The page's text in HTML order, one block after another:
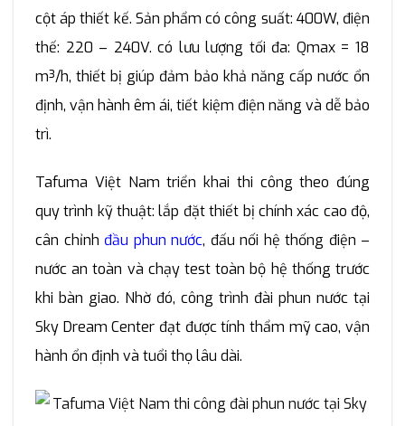
cột áp thiết kế. Sản phẩm có công suất: 400W, điện
thế: 220 – 240V. có lưu lượng tối đa: Qmax = 18
m³/h, thiết bị giúp đảm bảo khả năng cấp nước ổn
định, vận hành êm ái, tiết kiệm điện năng và dễ bảo
trì.
Tafuma Việt Nam triển khai thi công theo đúng
quy trình kỹ thuật: lắp đặt thiết bị chính xác cao độ,
cân chỉnh đầu phun nước, đấu nối hệ thống điện –
nước an toàn và chạy test toàn bộ hệ thống trước
khi bàn giao. Nhờ đó, công trình đài phun nước tại
Sky Dream Center đạt được tính thẩm mỹ cao, vận
hành ổn định và tuổi thọ lâu dài.